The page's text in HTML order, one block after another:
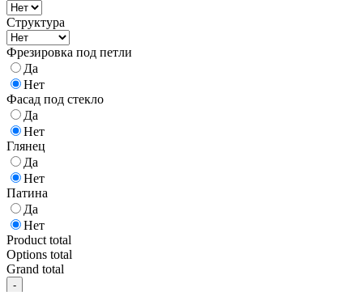
Структура
Фрезировка под петли
Да
Нет
Фасад под стекло
Да
Нет
Глянец
Да
Нет
Патина
Да
Нет
Product total
Options total
Grand total
Quantity
-